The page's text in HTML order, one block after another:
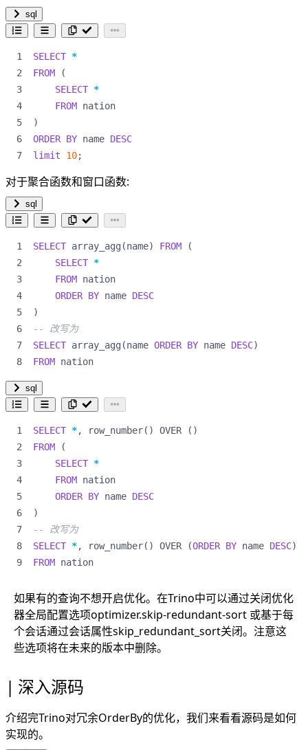
sql
SELECT *
FROM
(
SELECT *
FROM nation
)
ORDER BY name DESC
limit
10;
对于聚合函数和窗口函数:
sql
SELECT array_agg (name) FROM
(
SELECT *
FROM nation
ORDER BY name DESC
)
SELECT array_agg (name ORDER BY name DESC)
FROM nation
sql
SELECT *, row_number() OVER
()
FROM
(
SELECT *
FROM nation
ORDER BY name DESC
)
SELECT *, row_number() OVER (ORDER BY name DESC)
FROM nation
如果有的查询不想开启优化。在Trino中可以通过关闭优化
器全局配置选项optimizer.skip-redundant-sort 或基于每
个会话通过会话属性skip_redundant_sort关闭。注意这
些选项将在未来的版本中删除。
深入源码
介绍完Trino对冗余OrderBy的优化，我们来看看源码是如何
实现的。